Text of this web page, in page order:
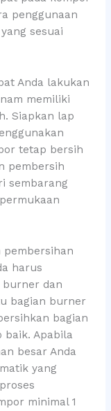
penggunaan
sesuai
Anda lakukan
memiliki
Siapkan lap
tetap bersih
pembersih
sembarang
pembersihan
harus
burner dan
bagian burner
bagian
baik. Apabila
besar Anda
yang
minimal 1